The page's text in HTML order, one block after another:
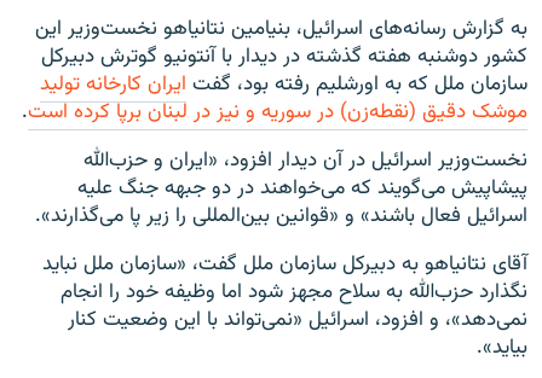
به گزارش رسانه‌های اسرائیل، بنیامین نتانیاهو نخست‌وزیر این
کشور دوشنبه هفته گذشته در دیدار با آنتونیو گوترش دبیرکل
سازمان ملل که به اورشلیم رفته بود، گفت ایران کارخانه تولید
موشک دقیق (نقطه‌زن) در سوریه و نیز در لبنان برپا کرده است.
نخست‌وزیر اسرائیل در آن دیدار افزود، «ایران و حزب‌الله
پیشاپیش می‌گویند که می‌خواهند در دو جبهه جنگ علیه
اسرائیل فعال باشند» و «قوانین بین‌المللی را زیر پا می‌گذارند».
آقای نتانیاهو به دبیرکل سازمان ملل گفت، «سازمان ملل نباید
نگذارد حزب‌الله به سلاح مجهز شود اما وظیفه خود را انجام
نمی‌دهد»، و افزود، اسرائیل «نمی‌تواند با این وضعیت کنار
بیاید».